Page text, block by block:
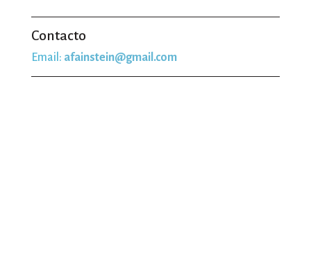
Contacto
Email: afainstein@gmail.com